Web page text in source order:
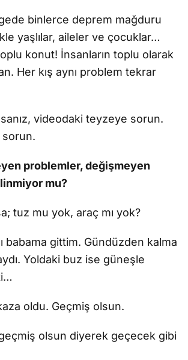
binlerce deprem mağduru
yaşlılar, aileler ve çocuklar…
konut! İnsanların toplu olarak
Her kış aynı problem tekrar
videodaki teyzeye sorun.
sorun.
problemler, değişmeyen
mu?
tuz mu yok, araç mı yok?
babama gittim. Gündüzden kalma
Yoldaki buz ise güneşle
oldu. Geçmiş olsun.
olsun diyerek geçecek gibi